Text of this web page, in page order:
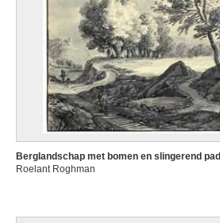
Berglandschap met bomen en slingerend pad
Roelant Roghman